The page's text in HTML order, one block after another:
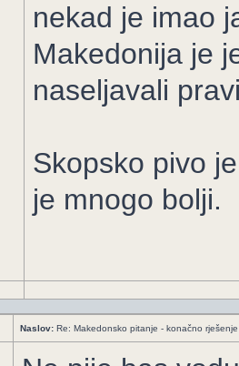
nekad je imao
Makedonija je
naseljavali
Skopsko pivo
je mnogo bolji.
Naslov: Re: Makedonsko pitanje - konačno rješenje